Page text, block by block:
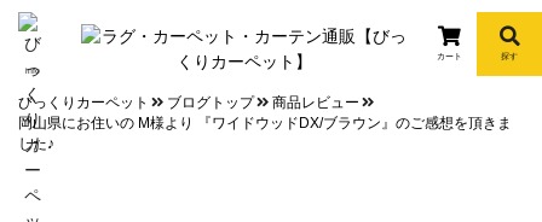
info
カート 探す
びっくりカーペット ブログトップ
商品レビュー
岡山県にお住いの M様より 『ワイドウッドDX/ブラウン』のご感想を頂きま
した♪